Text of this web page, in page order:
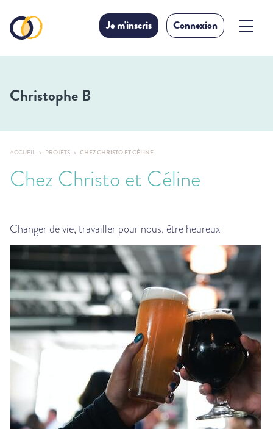
Je m'inscris Connexion
Christophe B
ACCUEIL PROJETS CHEZ CHRISTO ET CÉLINE
Chez Christo et Céline
Changer de vie, travailler pour nous, être heureux